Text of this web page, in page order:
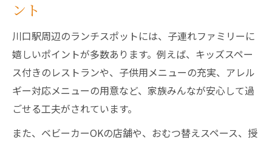
ント
川口駅周辺のランチスポットには、子連れファミリーに
嬉しいポイントが多数あります。例えば、キッズスペー
ス付きのレストランや、子供用メニューの充実、アレル
ギー対応メニューの用意など、家族みんなが安心して過
ごせる工夫がされています。
また、ベビーカーOKの店舗や、おむつ替えスペース、授